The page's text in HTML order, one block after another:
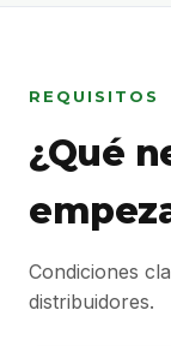
REQUISITOS
¿Qué
Condiciones
distribuidores.